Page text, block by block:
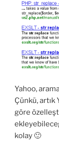
Yahoo,
Çünkü, artık
göre
kolay 🙂